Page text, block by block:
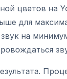
цветов на
для
на